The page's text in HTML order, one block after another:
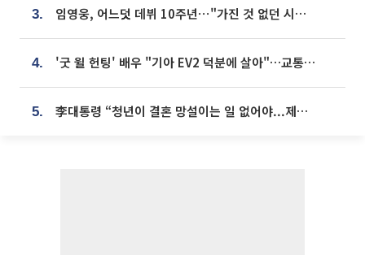
3. 임영웅, 어느덧 데뷔 10주년⋯"가진 것 없던 시절, 내 앞엔 20명의 팬뿐"
4. '굿 윌 헌팅' 배우 "기아 EV2 덕분에 살아"…교통사고 후 안전성 극찬
5. 李대통령 “청년이 결혼 망설이는 일 없어야...제도상 불이익 조사”